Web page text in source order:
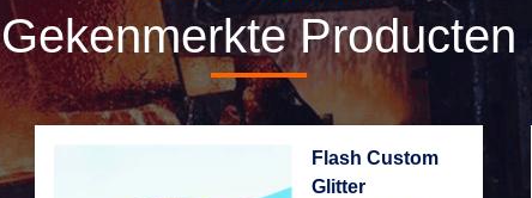
Sam,
Disney,
Gekenmerkte Producten
Flash Custom
Glitter